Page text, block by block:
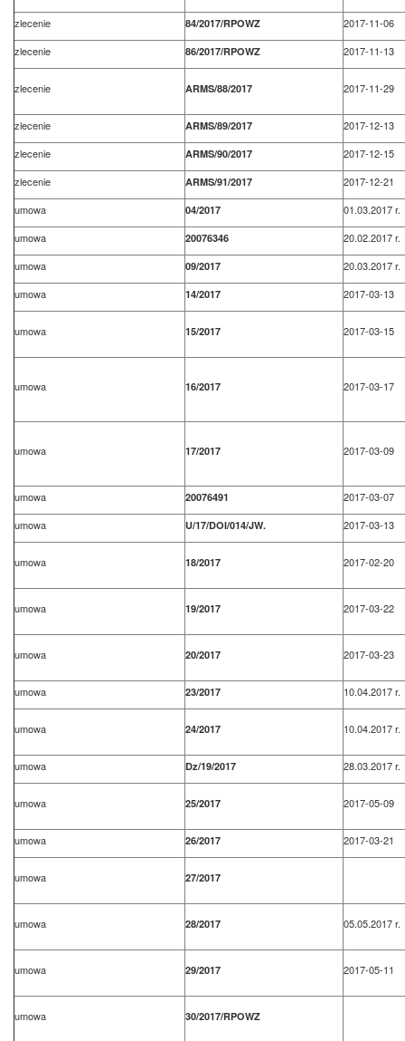
zlecenie 84/2017/RPOWZ
2017-11-06
zlecenie
86/2017/RPOWZ 2017-11-13
zlecenie ARMS/88/2017 2017-11-29
zlecenie ARMS/89/2017
2017-12-13
zlecenie
ARMS/90/2017
2017-12-15
zlecenie
ARMS/91/2017
2017-12-21
umowa
04/2017
01.03.2017 r.
umowa
20076346
20.02.2017 r.
umowa
09/2017
20.03.2017 r.
umowa
14/2017 2017-03-13
umowa 15/2017 2017-03-15
umowa 16/2017 2017-03-17
umowa 17/2017 2017-03-09
umowa 20076491
2017-03-07
umowa
U/17/DOI/014/JW. 2017-03-13
umowa 18/2017 2017-02-20
umowa 19/2017 2017-03-22
umowa 20/2017 2017-03-23
umowa 23/2017 10.04.2017 r.
umowa 24/2017 10.04.2017 r.
umowa Dz/19/2017 28.03.2017 r.
umowa 25/2017 2017-05-09
umowa 26/2017 2017-03-21
umowa 27/2017
umowa 28/2017 05.05.2017 r.
umowa 29/2017 2017-05-11
umowa 30/2017/RPOWZ